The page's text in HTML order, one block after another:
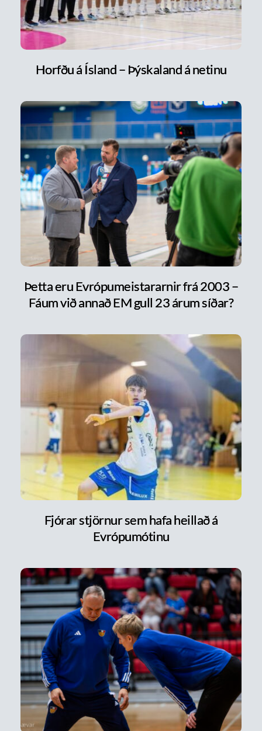
Horfðu á Ísland – Þýskaland á netinu
Þetta eru Evrópumeistararnir frá 2003 –
Fáum við annað EM gull 23 árum síðar?
Fjórar stjörnur sem hafa heillað á
Evrópumótinu